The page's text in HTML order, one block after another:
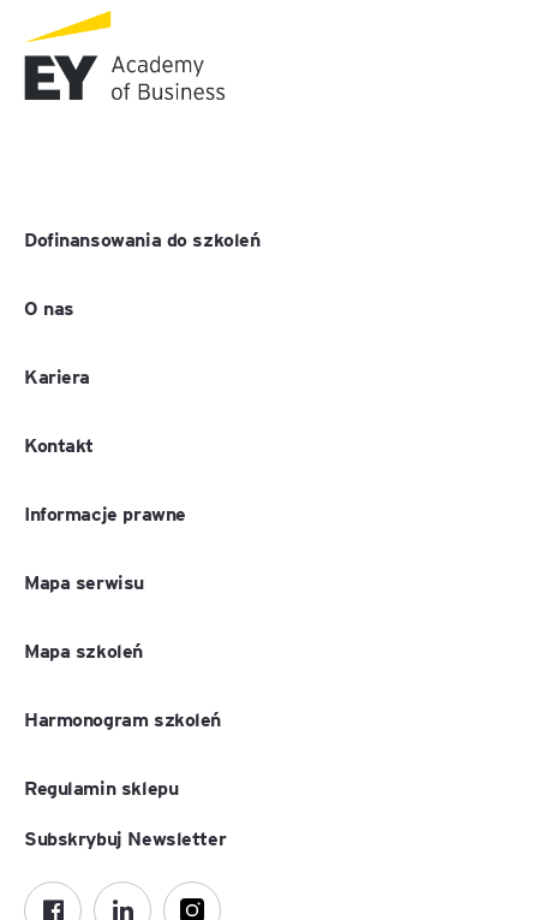
Dofinansowania do szkoleń
O nas
Kariera
Kontakt
Informacje prawne
Mapa serwisu
Mapa szkoleń
Harmonogram szkoleń
Regulamin sklepu
Subskrybuj Newsletter